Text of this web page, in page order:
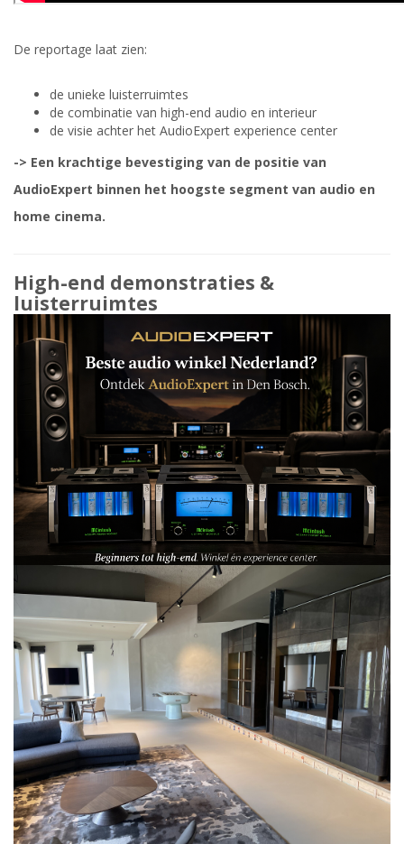
De reportage laat zien:
de unieke luisterruimtes
de combinatie van high-end audio en interieur
de visie achter het AudioExpert experience center
-> Een krachtige bevestiging van de positie van
AudioExpert binnen het hoogste segment van audio en
home cinema.
High-end demonstraties &
luisterruimtes